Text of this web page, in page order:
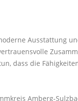
Ausstattung
dass die
Amberg-